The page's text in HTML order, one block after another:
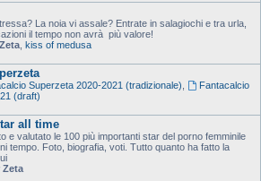
La noia vi assale? Entrate in salagiochi e tra urla,
il tempo non avrà più valore!
kiss of medusa
Superzeta 2020-2021 (tradizionale)
Fantacalcio
(draft)
all time
e valutato le 100 più importanti star del porno femminile
tempo. Foto, biografia, voti. Tutto quanto ha fatto la
Zeta